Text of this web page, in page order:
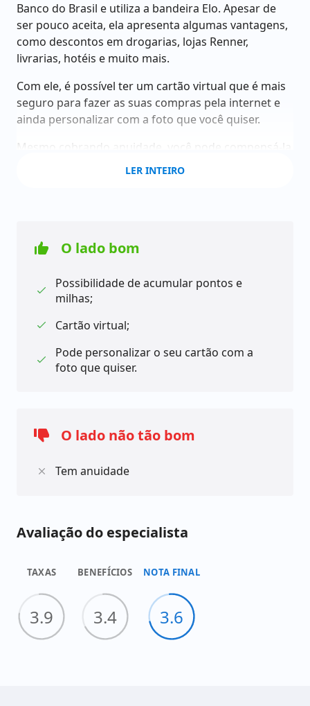
Banco do Brasil e utiliza a bandeira Elo. Apesar de
ser pouco aceita, ela apresenta algumas vantagens,
como descontos em drogarias, lojas Renner,
livrarias, hotéis e muito mais.
Com ele, é possível ter um cartão virtual que é mais
seguro para fazer as suas compras pela internet e
ainda personalizar com a foto que você quiser.
Mesmo cobrando anuidade, você pode compensá-la
acumulando pontos e milhas no programa Ponto
A solicitação dele pode ser feita pelo app ou no site
do Banco do Brasil. Basta ter seus documentos
Depois, o banco tem até 10 dias úteis para analisar a
sua proposta.
LER INTEIRO
O lado bom
Possibilidade de acumular pontos e
milhas;
Cartão virtual;
Pode personalizar o seu cartão com a
foto que quiser.
O lado não tão bom
Tem anuidade
Avaliação do especialista
TAXAS
3.9
BENEFÍCIOS
3.4
NOTA FINAL
3.6